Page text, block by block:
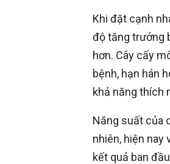
Khi đặt cạnh
độ tăng trưởng
hơn. Cây cấy
bệnh, hạn hán
khả năng thích
Năng suất của
nhiên, hiện
kết quả ban